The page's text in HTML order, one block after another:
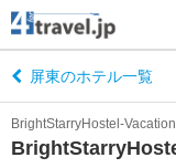
屏東のホテル一覧
BrightStarryHostel-